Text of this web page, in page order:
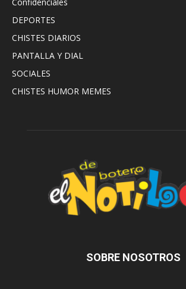
DEPORTES
CHISTES DIARIOS
PANTALLA Y DIAL
SOCIALES
CHISTES HUMOR MEMES
SOBRE NOSOTROS